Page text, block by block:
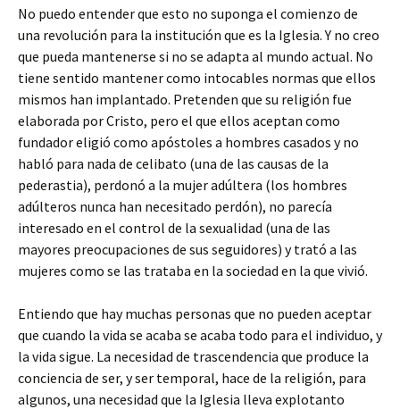
No puedo entender que esto no suponga el comienzo de
una revolución para la institución que es la Iglesia. Y no creo
que pueda mantenerse si no se adapta al mundo actual. No
tiene sentido mantener como intocables normas que ellos
mismos han implantado. Pretenden que su religión fue
elaborada por Cristo, pero el que ellos aceptan como
fundador eligió como apóstoles a hombres casados y no
habló para nada de celibato (una de las causas de la
pederastia), perdonó a la mujer adúltera (los hombres
adúlteros nunca han necesitado perdón), no parecía
interesado en el control de la sexualidad (una de las
mayores preocupaciones de sus seguidores) y trató a las
mujeres como se las trataba en la sociedad en la que vivió.
Entiendo que hay muchas personas que no pueden aceptar
que cuando la vida se acaba se acaba todo para el individuo, y
la vida sigue. La necesidad de trascendencia que produce la
conciencia de ser, y ser temporal, hace de la religión, para
algunos, una necesidad que la Iglesia lleva explotanto